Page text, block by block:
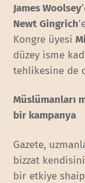
James Woolsey
Newt Gingrich
Kongre üyesi
düzey isme
tehlikesine de
Müslümanları
bir kampanya
Gazete,
bizzat
bir etkiye